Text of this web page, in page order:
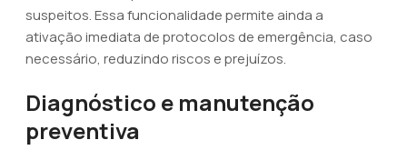
suspeitos. Essa funcionalidade permite ainda a
ativação imediata de protocolos de emergência, caso
necessário, reduzindo riscos e prejuízos.
Diagnóstico e manutenção
preventiva